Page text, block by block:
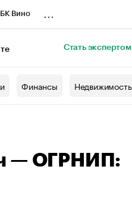
Вино
Стать экспертом
Финансы Недвижимость
— ОГРНИП: